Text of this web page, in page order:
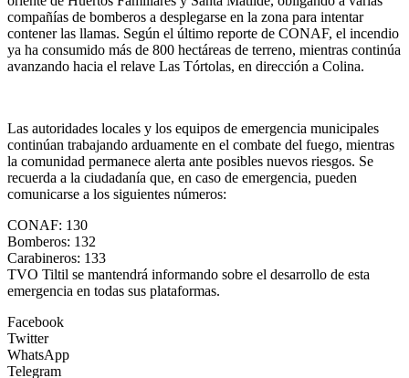
compañías de bomberos a desplegarse en la zona para intentar
contener las llamas. Según el último reporte de CONAF, el incendio
ya ha consumido más de 800 hectáreas de terreno, mientras continúa
avanzando hacia el relave Las Tórtolas, en dirección a Colina.
Las autoridades locales y los equipos de emergencia municipales
continúan trabajando arduamente en el combate del fuego, mientras
la comunidad permanece alerta ante posibles nuevos riesgos. Se
recuerda a la ciudadanía que, en caso de emergencia, pueden
comunicarse a los siguientes números:
CONAF: 130
Bomberos: 132
Carabineros: 133
TVO Tiltil se mantendrá informando sobre el desarrollo de esta
emergencia en todas sus plataformas.
Facebook
Twitter
WhatsApp
Telegram